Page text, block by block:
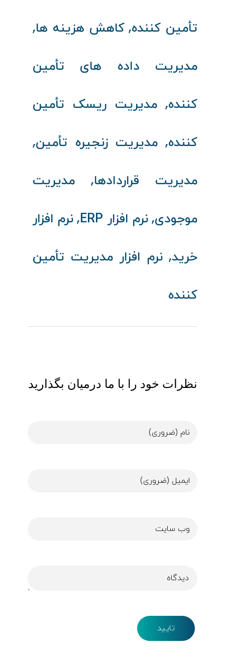
تأمین‌ کننده,کاهش هزینه‌ ها,
مدیریت داده‌ های تأمین‌
کننده, مدیریت ریسک تأمین‌
کننده, مدیریت زنجیره تأمین,
مدیریت قراردادها, مدیریت
موجودی,نرم‌ افزار ERP , نرم‌ افزار
خرید, نرم‌ افزار مدیریت تأمین‌
کننده
نظرات خود را با ما درمیان بگذارید